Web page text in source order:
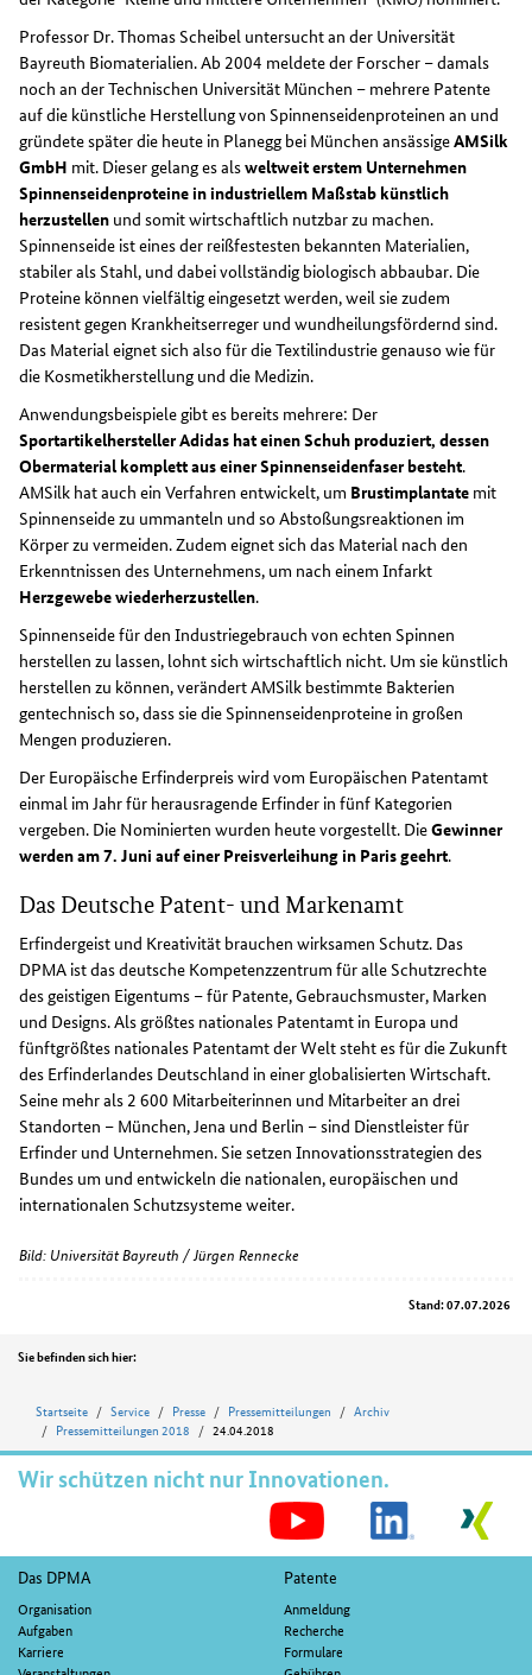
Professor Dr. Thomas Scheibel untersucht an der Universität
Bayreuth Biomaterialien. Ab 2004 meldete der Forscher – damals
noch an der Technischen Universität München – mehrere Patente
auf die künstliche Herstellung von Spinnenseidenproteinen an und
gründete später die heute in Planegg bei München ansässigeAMSilk
GmbH mit. Dieser gelang es alsweltweit erstem Unternehmen
Spinnenseidenproteine in industriellem Maßstab künstlich
herzustellen und somit wirtschaftlich nutzbar zu machen.
Spinnenseide ist eines der reißfestesten bekannten Materialien,
stabiler als Stahl, und dabei vollständig biologisch abbaubar. Die
Proteine können vielfältig eingesetzt werden, weil sie zudem
resistent gegen Krankheitserreger und wundheilungsfördernd sind.
Das Material eignet sich also für die Textilindustrie genauso wie für
die Kosmetikherstellung und die Medizin.
Anwendungsbeispiele gibt es bereits mehrere: Der
Sportartikelhersteller Adidas hat einen Schuh produziert, dessen
Obermaterial komplett aus einer Spinnenseidenfaser besteht.
AMSilk hat auch ein Verfahren entwickelt, um Brustimplantate mit
Spinnenseide zu ummanteln und so Abstoßungsreaktionen im
Körper zu vermeiden. Zudem eignet sich das Material nach den
Erkenntnissen des Unternehmens, um nach einem Infarkt
Herzgewebe wiederherzustellen.
Spinnenseide für den Industriegebrauch von echten Spinnen
herstellen zu lassen, lohnt sich wirtschaftlich nicht. Um sie künstlich
herstellen zu können, verändert AMSilk bestimmte Bakterien
gentechnisch so, dass sie die Spinnenseidenproteine in großen
Mengen produzieren.
Der Europäische Erfinderpreis wird vom Europäischen Patentamt
einmal im Jahr für herausragende Erfinder in fünf Kategorien
vergeben. Die Nominierten wurden heute vorgestellt. DieGewinner
werden am 7. Juni auf einer Preisverleihung in Paris geehrt.
Das Deutsche Patent- und Markenamt
Erfindergeist und Kreativität brauchen wirksamen Schutz. Das
DPMA ist das deutsche Kompetenzzentrum für alle Schutzrechte
des geistigen Eigentums – für Patente, Gebrauchsmuster, Marken
und Designs. Als größtes nationales Patentamt in Europa und
fünftgrößtes nationales Patentamt der Welt steht es für die Zukunft
des Erfinderlandes Deutschland in einer globalisierten Wirtschaft.
Seine mehr als 2 600 Mitarbeiterinnen und Mitarbeiter an drei
Standorten – München, Jena und Berlin – sind Dienstleister für
Erfinder und Unternehmen. Sie setzen Innovationsstrategien des
Bundes um und entwickeln die nationalen, europäischen und
internationalen Schutzsysteme weiter.
Bild: Universität Bayreuth / Jürgen Rennecke
Stand: 07.07.2026
Position
Sie befinden sich hier:
Startseite Service Presse Pressemitteilungen
Archiv
Pressemitteilungen 2018
24.04.2018
Wir schützen nicht nur Innovationen.
Fußnavigation
Das DPMA
Organisation
Aufgaben
Karriere
Patente
Anmeldung
Recherche
Formulare